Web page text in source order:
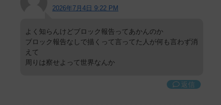
2026年7月4日 9:22 PM
よく知らんけどブロック報告ってあかんのか
ブロック報告なしで描くって言ってた人が何も言わず消
えて
周りは察せよって世界なんか
返信